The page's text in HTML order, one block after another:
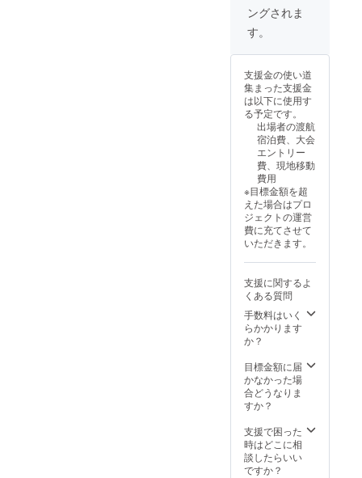
UG主催
招待 チ
枚 ・日
時 :
2026年
1月～2
月頃開
催予定
・場所 :
広島県
セン
ターふ
くやま
※支援者
様の交
通費や
は各自
でご負
担くだ
さい。
・支援
の連絡
方法：
詳細は
メール
いたし
ます。
イベン
定) ・掲
法：ロ
ゴ掲載
サイズ
→縦
20cm×
横
30cm
(件数に
更があ
ります)
※3枚目
の画像
をご確
認くだ
・注意
事項：
支援
時、必
ず備考
載を希
望され
る企業
様のお
ご記入
くださ
い ※ロ
ゴやバ
ングされま
す。
支援金の使い道
集まった支援金
は以下に使用す
る予定です。
出場者の渡航
宿泊費、大会
エントリー
費、現地移動
費用
※目標金額を超
えた場合はプロ
ジェクトの運営
費に充てさせて
いただきます。
支援に関するよ
くある質問
手数料はいく
らかかります
か？
目標金額に届
かなかった場
合どうなりま
すか？
支援で困った
時はどこに相
談したらいい
ですか？